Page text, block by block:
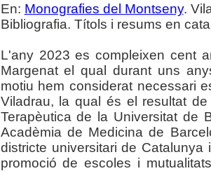
En: Monografies del Montseny.
Bibliografia. Títols i resums en
L'any 2023 es compleixen cent
Margenat el qual durant uns
motiu hem considerat necessari
Viladrau, la qual és el resultat
Terapèutica de la Universitat de
Acadèmia de Medicina de
districte universitari de
promoció de escoles i